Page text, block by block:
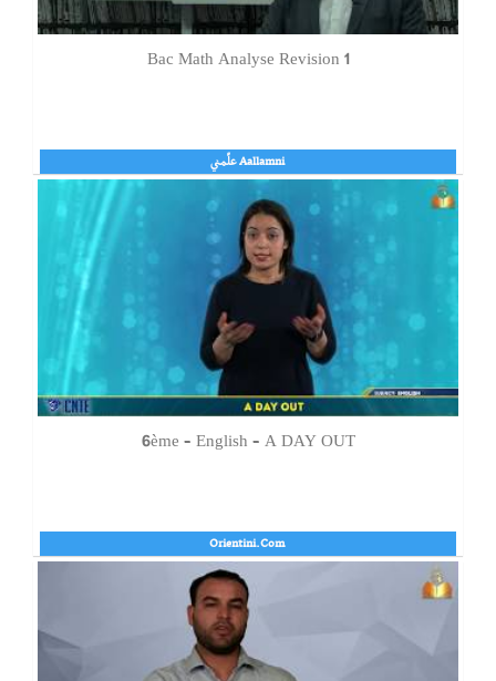
Bac Math Analyse Revision 1
Aallamni علّمني
6ème – English – A DAY OUT
Orientini.Com